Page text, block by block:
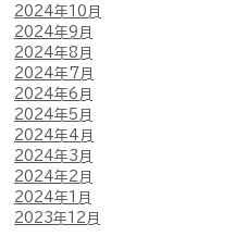
2024年10月
2024年9月
2024年8月
2024年7月
2024年6月
2024年5月
2024年4月
2024年3月
2024年2月
2024年1月
2023年12月